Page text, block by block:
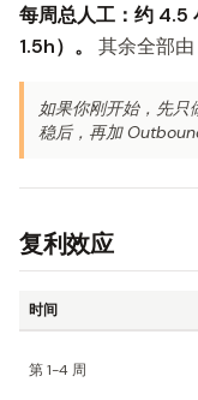
每周总人工：约
1.5h）。
其余全部由
如果你刚开始，先
稳后，再加
复利效应
时间
第 1-4 周